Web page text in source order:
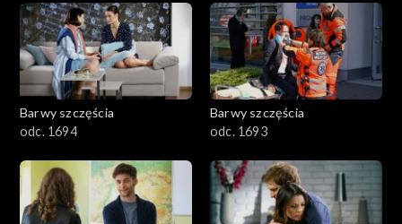
2201–2300
2101–2200
2001–2100
1801–1900
Barwy szczęścia
odc. 1694
Barwy szczęścia
odc. 1693